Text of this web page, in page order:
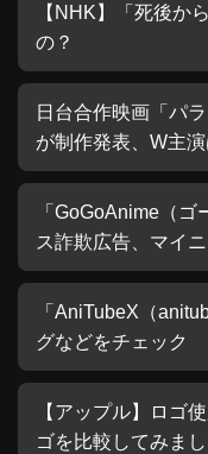
【NHK】「死後か
の？
日台合作映画「パ
が制作発表、W主
「GoGoAnime（
ス詐欺広告、マイ
「AniTubeX（
グなどをチェック
【アップル】ロゴ
ゴを比較してみま